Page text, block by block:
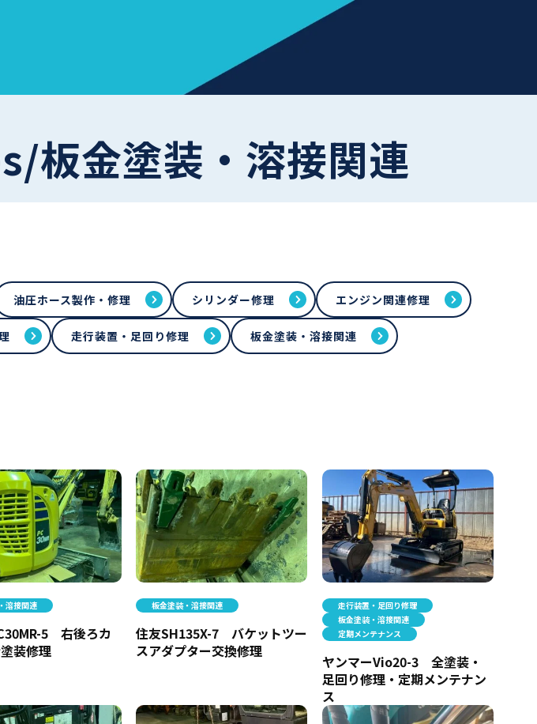
板金塗装・溶接関連
油圧ホース製作・修理 シリンダー修理 エンジン関連修理
走行装置・足回り修理 板金塗装・溶接関連
溶接関連
5 右後ろカ
装修理
板金塗装・溶接関連
住友SH135X-7 バケットツー
スアダプター交換修理
走行装置・足回り修理
板金塗装・溶接関連
定期メンテナンス
ヤンマーVio20-3 全塗装・
足回り修理・定期メンテナン
ス